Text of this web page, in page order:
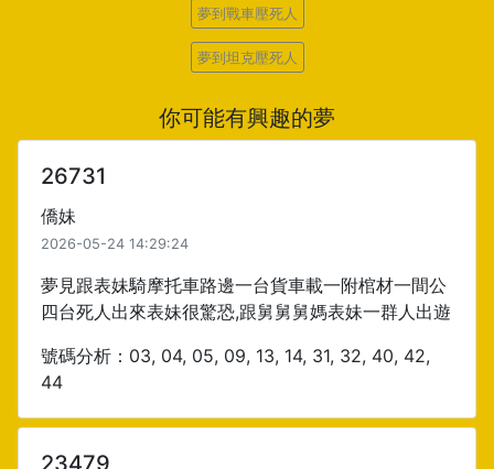
夢到戰車壓死人
夢到坦克壓死人
你可能有興趣的夢
26731
僑妹
2026-05-24 14:29:24
夢見跟表妹騎摩托車路邊一台貨車載一附棺材一間公
四台死人出來表妹很驚恐,跟舅舅舅媽表妹一群人出遊
號碼分析：03, 04, 05, 09, 13, 14, 31, 32, 40, 42,
44
23479